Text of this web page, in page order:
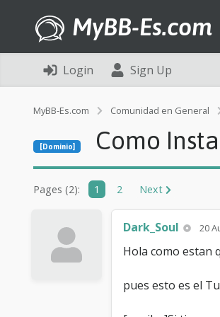
MyBB-Es.com
Login
Sign Up
MyBB-Es.com Comunidad en General
[Dominio] Como
Pages (2): 1 2 Next
Dark_Soul 20
Hola como estan
pues esto es el